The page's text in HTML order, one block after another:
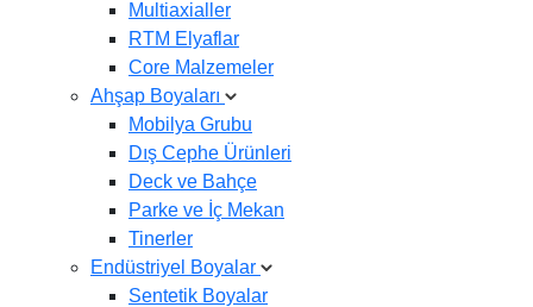
Multiaxialler
RTM Elyaflar
Core Malzemeler
Ahşap Boyaları
Mobilya Grubu
Dış Cephe Ürünleri
Deck ve Bahçe
Parke ve İç Mekan
Tinerler
Endüstriyel Boyalar
Sentetik Boyalar